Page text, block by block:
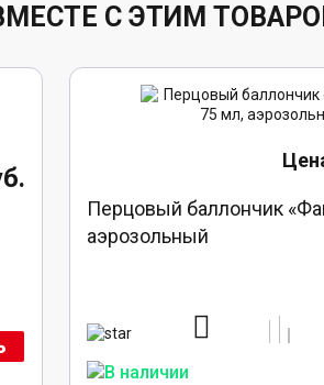
С ЭТИМ
Перцовый баллончик
аэрозольный